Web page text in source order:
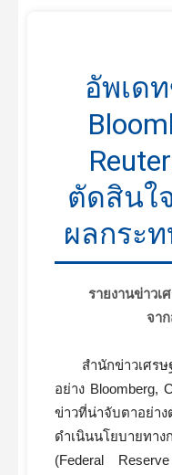
อัพเด
ตัดสินใ
ผลกระ
รายงานข่าวเ
จา
สำนักข่าวเศร
อย่าง Bloomberg,
ข่าวที่น่าจับตาอย่าง
ดำเนินนโยบายทาง
(Federal